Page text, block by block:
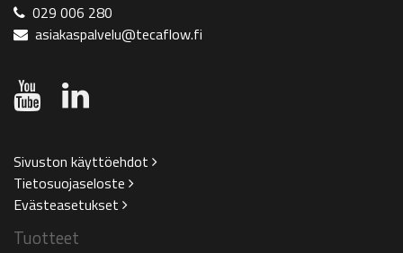
029 006 280
asiakaspalvelu@tecaflow.fi
Sivuston käyttöehdot
Tietosuojaseloste
Evästeasetukset
Tuotteet